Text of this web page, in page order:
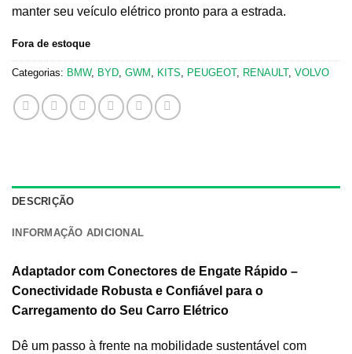
manter seu veículo elétrico pronto para a estrada.
Fora de estoque
Categorias: BMW, BYD GWM KITS PEUGEOT, RENAULT, VOLVO
DESCRIÇÃO
INFORMAÇÃO ADICIONAL
Adaptador com Conectores de Engate Rápido –
Conectividade Robusta e Confiável para o
Carregamento do Seu Carro Elétrico
Dê um passo à frente na mobilidade sustentável com